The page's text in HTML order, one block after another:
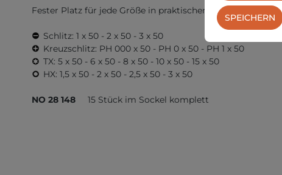
Fester Platz für jede Größe in praktischem
Schlitz: 1 x 50 - 2 x 50 - 3 x 50
Kreuzschlitz: PH 000 x 50 - PH 0 x 50 - PH 1 x 50
TX: 5 x 50 - 6 x 50 - 8 x 50 - 10 x 50 - 15 x 50
HX: 1,5 x 50 - 2 x 50 - 2,5 x 50 - 3 x 50
NO 28 148 15 Stück im Sockel komplett
SPEICHERN